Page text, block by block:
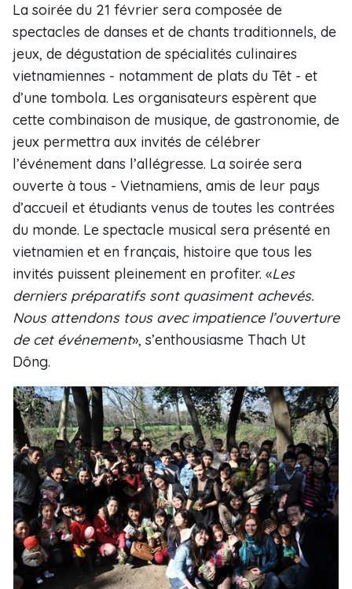
La soirée du 21 février sera composée de
spectacles de danses et de chants traditionnels, de
jeux, de dégustation de spécialités culinaires
vietnamiennes - notamment de plats du Têt - et
d’une tombola. Les organisateurs espèrent que
cette combinaison de musique, de gastronomie, de
jeux permettra aux invités de célébrer
l’événement dans l’allégresse. La soirée sera
ouverte à tous - Vietnamiens, amis de leur pays
d’accueil et étudiants venus de toutes les contrées
du monde. Le spectacle musical sera présenté en
vietnamien et en français, histoire que tous les
invités puissent pleinement en profiter. «Les
derniers préparatifs sont quasiment achevés.
Nous attendons tous avec impatience l’ouverture
de cet événement», s’enthousiasme Thach Ut
Dông.